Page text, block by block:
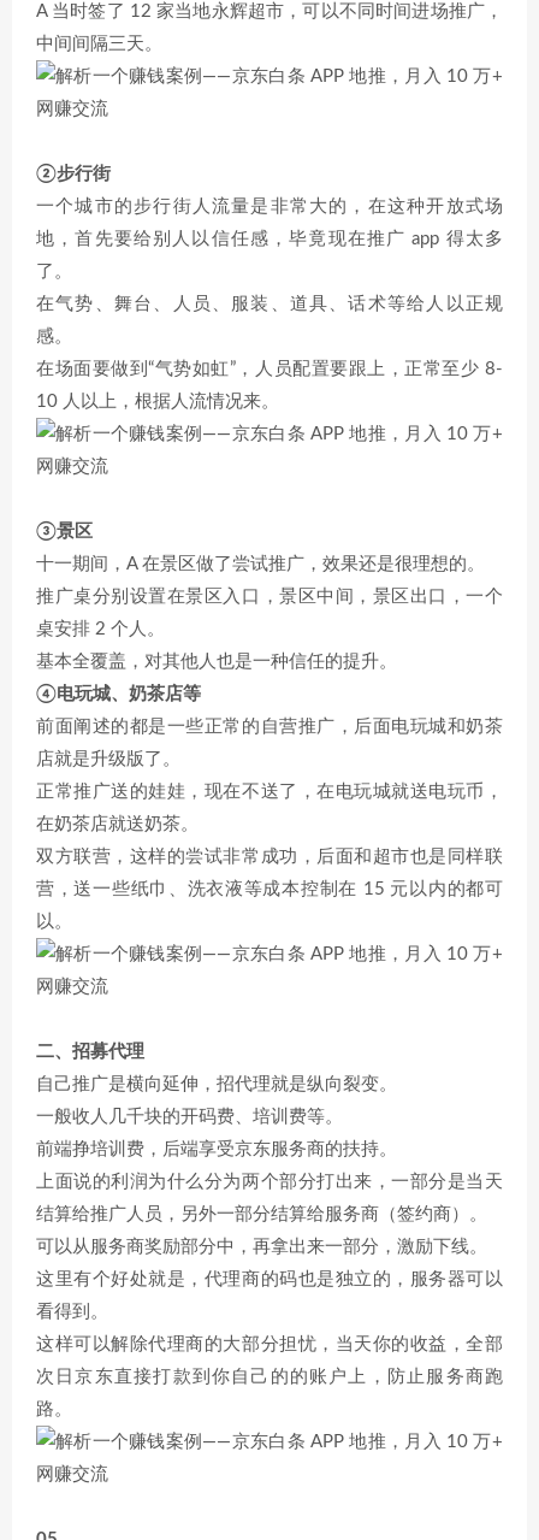
A 当时签了 12 家当地永辉超市，可以不同时间进场推广，
中间间隔三天。
②步行街
一个城市的步行街人流量是非常大的，在这种开放式场
地，首先要给别人以信任感，毕竟现在推广 app 得太多
了。
在气势、舞台、人员、服装、道具、话术等给人以正规
感。
在场面要做到“气势如虹”，人员配置要跟上，正常至少 8-
10 人以上，根据人流情况来。
③景区
十一期间，A 在景区做了尝试推广，效果还是很理想的。
推广桌分别设置在景区入口，景区中间，景区出口，一个
桌安排 2 个人。
基本全覆盖，对其他人也是一种信任的提升。
④电玩城、奶茶店等
前面阐述的都是一些正常的自营推广，后面电玩城和奶茶
店就是升级版了。
正常推广送的娃娃，现在不送了，在电玩城就送电玩币，
在奶茶店就送奶茶。
双方联营，这样的尝试非常成功，后面和超市也是同样联
营，送一些纸巾、洗衣液等成本控制在 15 元以内的都可
以。
二、招募代理
自己推广是横向延伸，招代理就是纵向裂变。
一般收人几千块的开码费、培训费等。
前端挣培训费，后端享受京东服务商的扶持。
上面说的利润为什么分为两个部分打出来，一部分是当天
结算给推广人员，另外一部分结算给服务商（签约商）。
可以从服务商奖励部分中，再拿出来一部分，激励下线。
这里有个好处就是，代理商的码也是独立的，服务器可以
看得到。
这样可以解除代理商的大部分担忧，当天你的收益，全部
次日京东直接打款到你自己的的账户上，防止服务商跑
路。